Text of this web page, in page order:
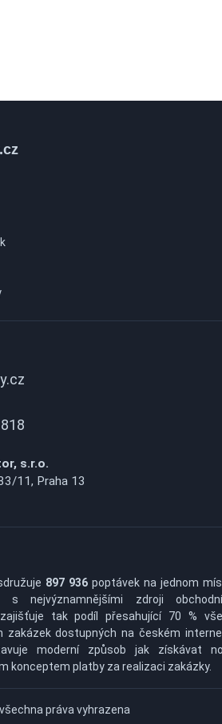
s.r.o.
11, Praha 13
897 936 poptávek na jednom
s nejvýznamnějšími zdroji
tak podíl přesahující 70 %
zakázek dostupných na českém
moderní způsob jak získávat
konceptem platby za realizaci zakázky.
práva vyhrazena